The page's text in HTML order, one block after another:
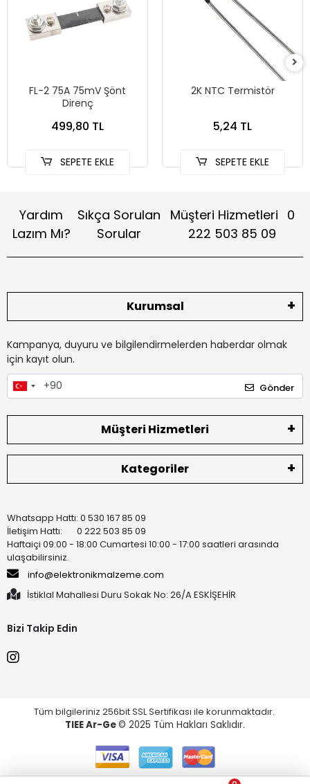
FL-2 75A 75mV Şönt
Direnç
499,80 TL
SEPETE EKLE
2K NTC Termistör
5,24 TL
SEPETE EKLE
Yardım
Lazım Mı?
Sıkça Sorulan
Sorular
Müşteri Hizmetleri 0
222 503 85 09
Kurumsal
Kampanya, duyuru ve bilgilendirmelerden haberdar olmak
için kayıt olun.
Gönder
Müşteri Hizmetleri
Kategoriler
Whatsapp Hattı: 0 530 167 85 09
İletişim Hattı: 0 222 503 85 09
Haftaiçi 09:00 - 18:00 Cumartesi 10:00 - 17:00 saatleri arasında
ulaşabilirsiniz.
info@elektronikmalzeme.com
İstiklal Mahallesi Duru Sokak No: 26/A ESKİŞEHİR
Bizi Takip Edin
Tüm bilgileriniz 256bit SSL Sertifikası ile korunmaktadır.
TIEE Ar-Ge© 2025 Tüm Hakları Saklıdır.